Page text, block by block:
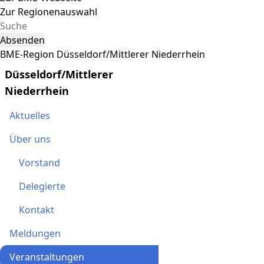
Zur Regionenauswahl
Absenden
BME-Region Düsseldorf/Mittlerer Niederrhein
Düsseldorf/Mittlerer
Niederrhein
Aktuelles
Über uns
Vorstand
Delegierte
Kontakt
Meldungen
Veranstaltungen